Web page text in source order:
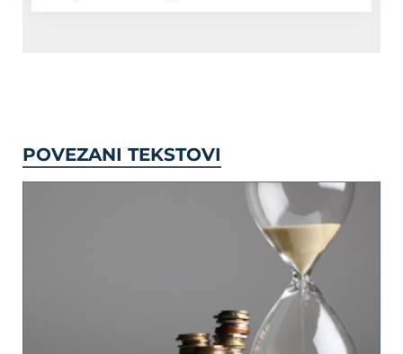
POVEZANI TEKSTOVI